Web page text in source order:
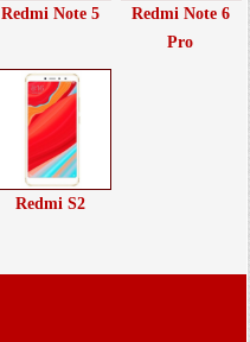
Redmi Note 5
Redmi Note 6
Pro
Redmi S2